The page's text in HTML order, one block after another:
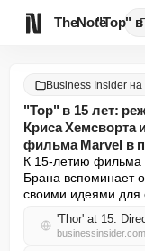
TheNote"Тор" в
Business Insider на
"Тор" в 15 лет:
Криса Хемсворта
фильма Marvel в
К 15-летию фильма
Брана вспоминает
своими идеями для
businessinsider.com